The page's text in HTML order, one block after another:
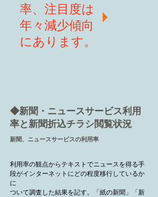
率、注目度は
年々減少傾向
にあります。
◆新聞・ニュースサービス利⽤
率と新聞折込チラシ閲覧状況
新聞、ニュースサービスの利用率
利用率の観点からテキストでニュースを得る手
段がインターネットにどの程度移行しているか
に
ついて調査した結果を記す。「紙の新聞」「新